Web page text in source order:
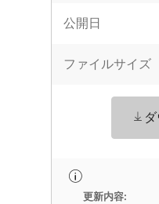
公開日
ファイルサイズ
更新内容: